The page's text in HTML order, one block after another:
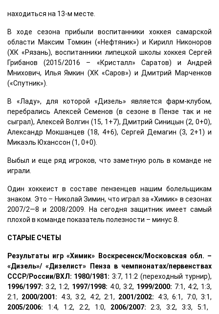
находиться на 13-м месте.
В ходе сезона прибыли воспитанники хоккея самарской
области Максим Томкин («Нефтяник») и Кирилл Никоноров
(ХК «Рязань), воспитанники липецкой школы хоккея Сергей
Грибанов (2015/2016 – «Кристалл» Саратов) и Андрей
Мнихович, Илья Ямкин (ХК «Саров») и Дмитрий Марченков
(«Спутник»).
В «Ладу», для которой «Дизель» является фарм-клубом,
перебрались Алексей Семенов (в сезоне в Пензе так и не
сыграл), Алексей Волгин (15, 1+7), Дмитрий Синицын (2, 0+0),
Александр Мокшанцев (18, 4+6), Сергей Демагин (3, 2+1) и
Микаэль Юханссон (1, 0+0).
Выбыл и еще ряд игроков, что заметную роль в команде не
играли.
Один хоккеист в составе пензенцев нашим болельщикам
знаком. Это – Николай Зимин, что играл за «Химик» в сезонах
2007/2—8 и 2008/2009. На сегодня защитник имеет самый
плохой в команде показатель полезности – минус 8.
СТАРЫЕ СЧЕТЫ
Результаты игр «Химик» Воскресенск/Московская обл. –
«Дизель»/ «Дизелист» Пенза в чемпионатах/первенствах
СССР/России/ВХЛ: 1980/1981: 3:7, 11:2 (переходный турнир),
1996/1997: 3:2, 1:2, 1997/1998: 4:0, 3:2, 1999/2000: 7:1, 4:2, 1:3,
2:1, 2000/2001: 4:3, 3:2, 4:2, 2:1, 2001/2002: 4:3, 6:1, 7:0, 3:1,
2005/2006: 1:4, 1:2, 2:2, 1:0, 2006/2007: 2:3, 3:2, 3:3, 5:1,